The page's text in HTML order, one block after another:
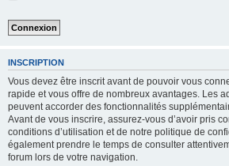
INSCRIPTION
Vous devez être inscrit avant de pouvoir vous
rapide et vous offre de nombreux avantages. Les
peuvent accorder des fonctionnalités
Avant de vous inscrire, assurez-vous d’avoir pris
conditions d’utilisation et de notre politique de
également prendre le temps de consulter
forum lors de votre navigation.